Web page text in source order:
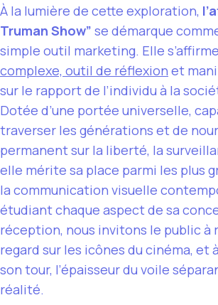
À la lumière de cette exploration,
Truman Show” se démarque
simple outil marketing. Elle
complexe, outil de réflexion et
sur le rapport de l’individu à la
Dotée d’une portée universelle,
traverser les générations et de
permanent sur la liberté, la
elle mérite sa place parmi les plus
la communication visuelle
étudiant chaque aspect de sa
réception, nous invitons le public à
regard sur les icônes du cinéma, et
son tour, l’épaisseur du voile
réalité.